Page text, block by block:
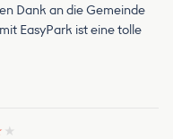
Dank an die Gemeinde
EasyPark ist eine tolle
★